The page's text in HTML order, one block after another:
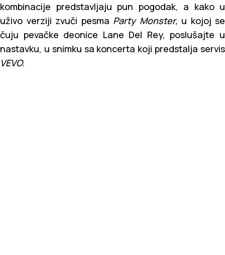
kombinacije predstavljaju pun pogodak, a kako u
uživo verziji zvuči pesma Party Monster, u kojoj se
čuju pevačke deonice Lane Del Rey, poslušajte u
nastavku, u snimku sa koncerta koji predstalja servis
VEVO.